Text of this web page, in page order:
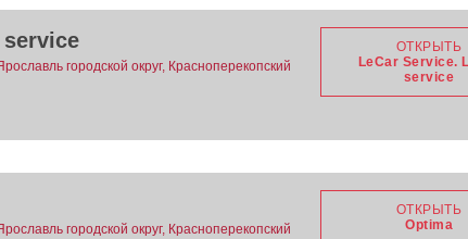
городской округ, Красноперекопский
ОТКРЫТЬ
LeСar Service.
service
городской округ, Красноперекопский
ОТКРЫТЬ
Optima